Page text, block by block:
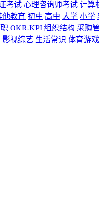
考试 心理咨询师考试 计算
他教育 初中 高中 大学 小学
OKR-KPI 组织结构 采购
影视综艺 生活常识 体育游戏